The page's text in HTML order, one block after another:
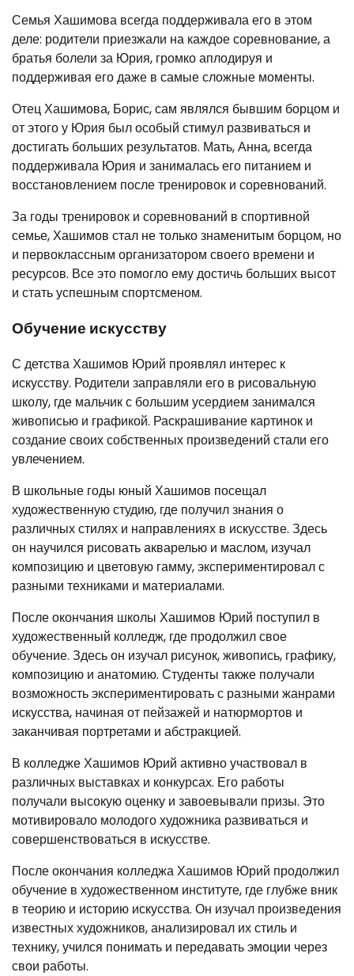
Семья Хашимова всегда поддерживала его в этом
деле: родители приезжали на каждое соревнование, а
братья болели за Юрия, громко аплодируя и
поддерживая его даже в самые сложные моменты.
Отец Хашимова, Борис, сам являлся бывшим борцом и
от этого у Юрия был особый стимул развиваться и
достигать больших результатов. Мать, Анна, всегда
поддерживала Юрия и занималась его питанием и
восстановлением после тренировок и соревнований.
За годы тренировок и соревнований в спортивной
семье, Хашимов стал не только знаменитым борцом, но
и первоклассным организатором своего времени и
ресурсов. Все это помогло ему достичь больших высот
и стать успешным спортсменом.
Обучение искусству
С детства Хашимов Юрий проявлял интерес к
искусству. Родители заправляли его в рисовальную
школу, где мальчик с большим усердием занимался
живописью и графикой. Раскрашивание картинок и
создание своих собственных произведений стали его
увлечением.
В школьные годы юный Хашимов посещал
художественную студию, где получил знания о
различных стилях и направлениях в искусстве. Здесь
он научился рисовать акварелью и маслом, изучал
композицию и цветовую гамму, экспериментировал с
разными техниками и материалами.
После окончания школы Хашимов Юрий поступил в
художественный колледж, где продолжил свое
обучение. Здесь он изучал рисунок, живопись, графику,
композицию и анатомию. Студенты также получали
возможность экспериментировать с разными жанрами
искусства, начиная от пейзажей и натюрмортов и
заканчивая портретами и абстракцией.
В колледже Хашимов Юрий активно участвовал в
различных выставках и конкурсах. Его работы
получали высокую оценку и завоевывали призы. Это
мотивировало молодого художника развиваться и
совершенствоваться в искусстве.
После окончания колледжа Хашимов Юрий продолжил
обучение в художественном институте, где глубже вник
в теорию и историю искусства. Он изучал произведения
известных художников, анализировал их стиль и
технику, учился понимать и передавать эмоции через
свои работы.